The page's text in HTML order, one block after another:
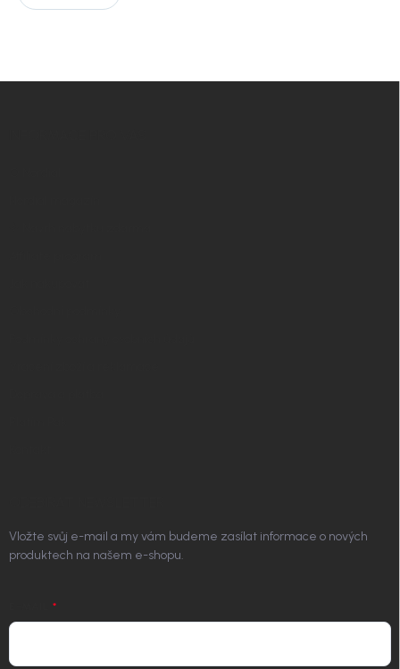
Vložte svůj e-mail a my vám budeme zasílat informace o nových
produktech na našem e-shopu.